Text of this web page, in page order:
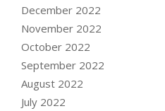
December 2022
November 2022
October 2022
September 2022
August 2022
July 2022